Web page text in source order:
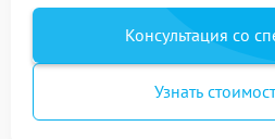
Консультация со
Узнать